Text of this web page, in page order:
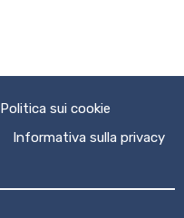
Politica sui cookie
Informativa sulla privacy